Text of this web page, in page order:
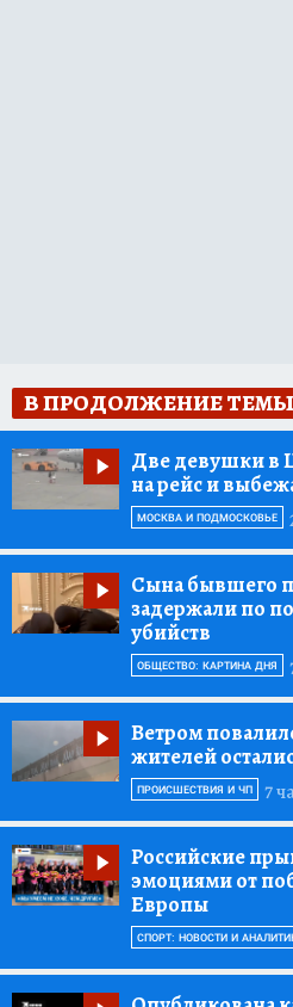
В ПРОДОЛЖЕНИЕ ТЕМЫ
Две девушки в
на рейс и
МОСКВА И ПОДМОСКОВЬЕ
Сына бывшего
задержали по
убийств
ОБЩЕСТВО: КАРТИНА ДНЯ
Ветром
жителей
7
ПРОИСШЕСТВИЯ И ЧП
Российские
эмоциями от
Европы
СПОРТ: НОВОСТИ И